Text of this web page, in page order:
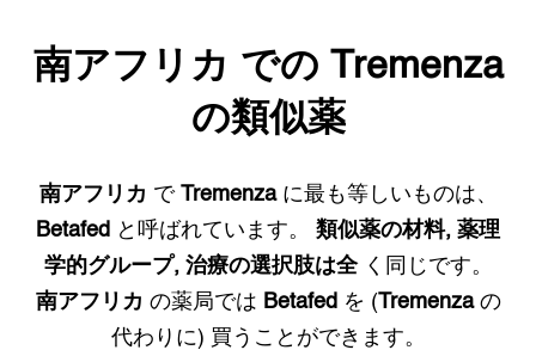
南アフリカ での Tremenza
の類似薬
南アフリカ で Tremenzaに最も等しいものは、
Betafed と呼ばれています。
類似薬の材料, 薬理
学的グループ, 治療の選択肢は全 く同じです。
南アフリカ の薬局では Betafed を (Tremenzaの
代わりに) 買うことができます。